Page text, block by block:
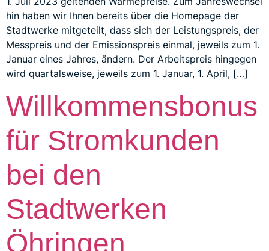
hin haben wir Ihnen bereits über die Homepage der
Stadtwerke mitgeteilt, dass sich der Leistungspreis, der
Messpreis und der Emissionspreis einmal, jeweils zum 1.
Januar eines Jahres, ändern. Der Arbeitspreis hingegen
wird quartalsweise, jeweils zum 1. Januar, 1. April, […]
Willkommensbonus
für Stromkunden
bei den
Stadtwerken
Öhringen